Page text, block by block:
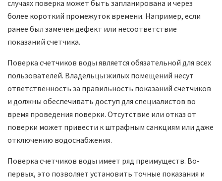
случаях поверка может быть запланирована и через
более короткий промежуток времени. Например, если
ранее был замечен дефект или несоответствие
показаний счетчика.
Поверка счетчиков воды является обязательной для всех
пользователей. Владельцы жилых помещений несут
ответственность за правильность показаний счетчиков
и должны обеспечивать доступ для специалистов во
время проведения поверки. Отсутствие или отказ от
поверки может привести к штрафным санкциям или даже
отключению водоснабжения.
Поверка счетчиков воды имеет ряд преимуществ. Во-
первых, это позволяет установить точные показания и